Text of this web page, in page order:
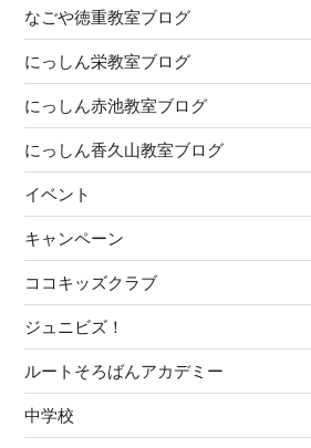
なごや徳重教室ブログ
にっしん栄教室ブログ
にっしん赤池教室ブログ
にっしん香久山教室ブログ
イベント
キャンペーン
ココキッズクラブ
ジュニビズ！
ルートそろばんアカデミー
中学校